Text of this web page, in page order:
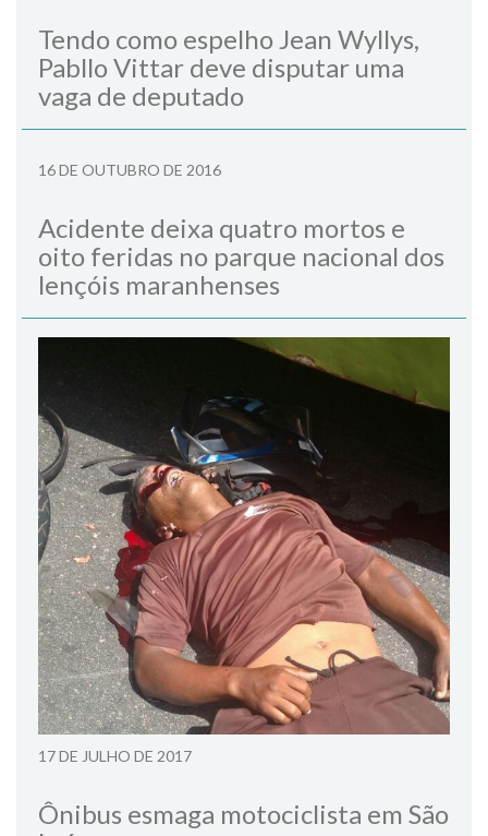
Tendo como espelho Jean Wyllys,
Pabllo Vittar deve disputar uma
vaga de deputado
16 DE OUTUBRO DE 2016
Acidente deixa quatro mortos e
oito feridas no parque nacional dos
lençóis maranhenses
17 DE JULHO DE 2017
Ônibus esmaga motociclista em São